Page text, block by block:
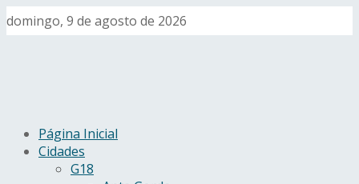
domingo, 9 de agosto de 2026
Página Inicial
Cidades
G18